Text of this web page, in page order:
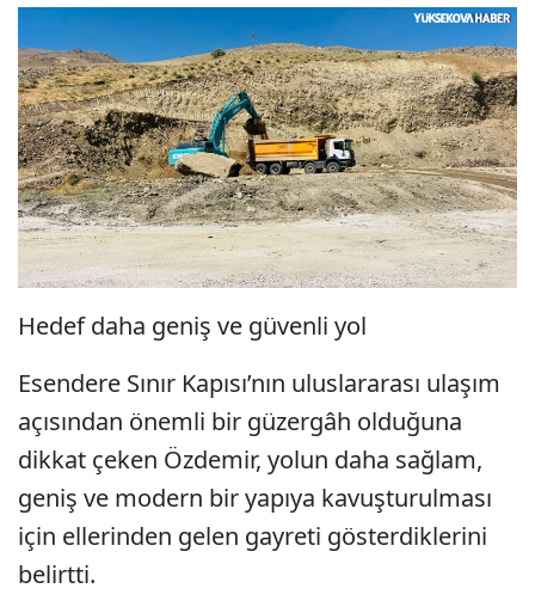
Hedef daha geniş ve güvenli yol
Esendere Sınır Kapısı’nın uluslararası ulaşım
açısından önemli bir güzergâh olduğuna
dikkat çeken Özdemir, yolun daha sağlam,
geniş ve modern bir yapıya kavuşturulması
için ellerinden gelen gayreti gösterdiklerini
belirtti.